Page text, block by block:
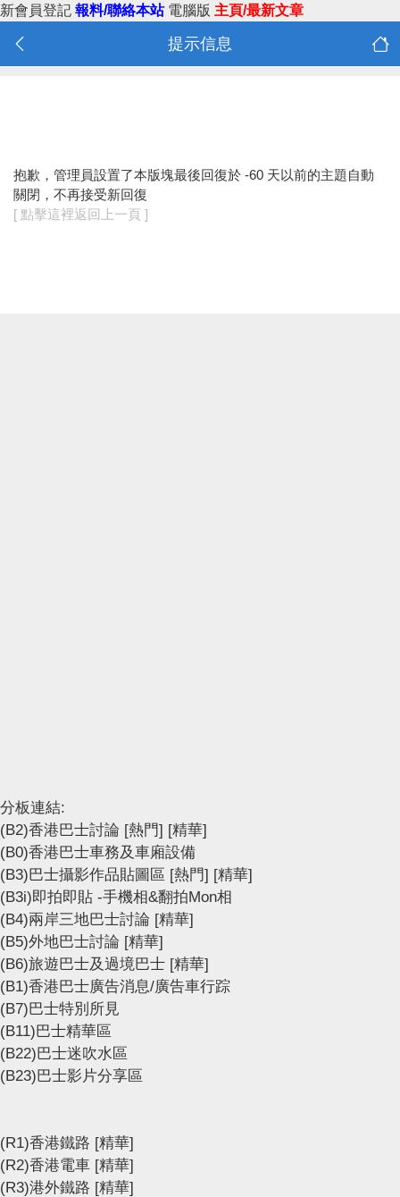
新會員登記 報料/聯絡本站 電腦版 主頁/最新文章
提示信息
抱歉，管理員設置了本版塊最後回復於 -60 天以前的主題自動
關閉，不再接受新回復
[ 點擊這裡返回上一頁 ]
分板連結:
(B2)香港巴士討論 [熱門] [精華]
(B0)香港巴士車務及車廂設備
(B3)巴士攝影作品貼圖區 [熱門] [精華]
(B3i)即拍即貼 -手機相&翻拍Mon相
(B4)兩岸三地巴士討論 [精華]
(B5)外地巴士討論 [精華]
(B6)旅遊巴士及過境巴士 [精華]
(B1)香港巴士廣告消息/廣告車行踪
(B7)巴士特別所見
(B11)巴士精華區
(B22)巴士迷吹水區
(B23)巴士影片分享區
(R1)香港鐵路 [精華]
(R2)香港電車 [精華]
(R3)港外鐵路 [精華]